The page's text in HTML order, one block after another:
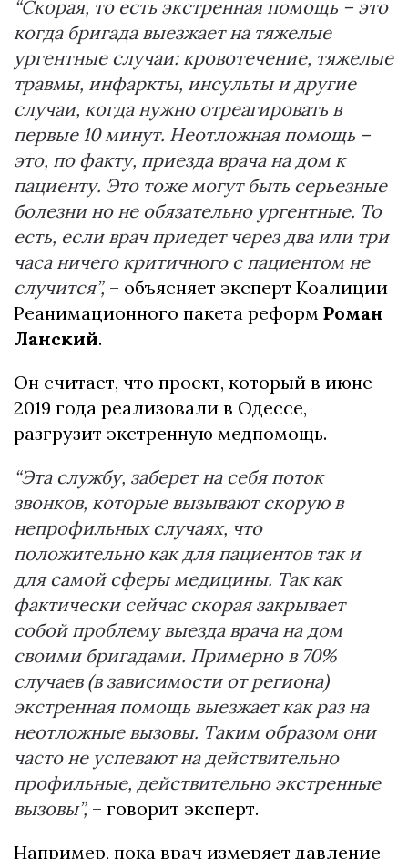
“Скорая, то есть экстренная помощь – это
когда бригада выезжает на тяжелые
ургентные случаи: кровотечение, тяжелые
травмы, инфаркты, инсульты и другие
случаи, когда нужно отреагировать в
первые 10 минут. Неотложная помощь –
это, по факту, приезда врача на дом к
пациенту. Это тоже могут быть серьезные
болезни но не обязательно ургентные. То
есть, если врач приедет через два или три
часа ничего критичного с пациентом не
случится”, – объясняет эксперт Коалиции
Реанимационного пакета реформ Роман
Ланский.
Он считает, что проект, который в июне
2019 года реализовали в Одессе,
разгрузит экстренную медпомощь.
“Эта службу, заберет на себя поток
звонков, которые вызывают скорую в
непрофильных случаях, что
положительно как для пациентов так и
для самой сферы медицины. Так как
фактически сейчас скорая закрывает
собой проблему выезда врача на дом
своими бригадами. Примерно в 70%
случаев (в зависимости от региона)
экстренная помощь выезжает как раз на
неотложные вызовы. Таким образом они
часто не успевают на действительно
профильные, действительно экстренные
вызовы”, – говорит эксперт.
Например, пока врач измеряет давление